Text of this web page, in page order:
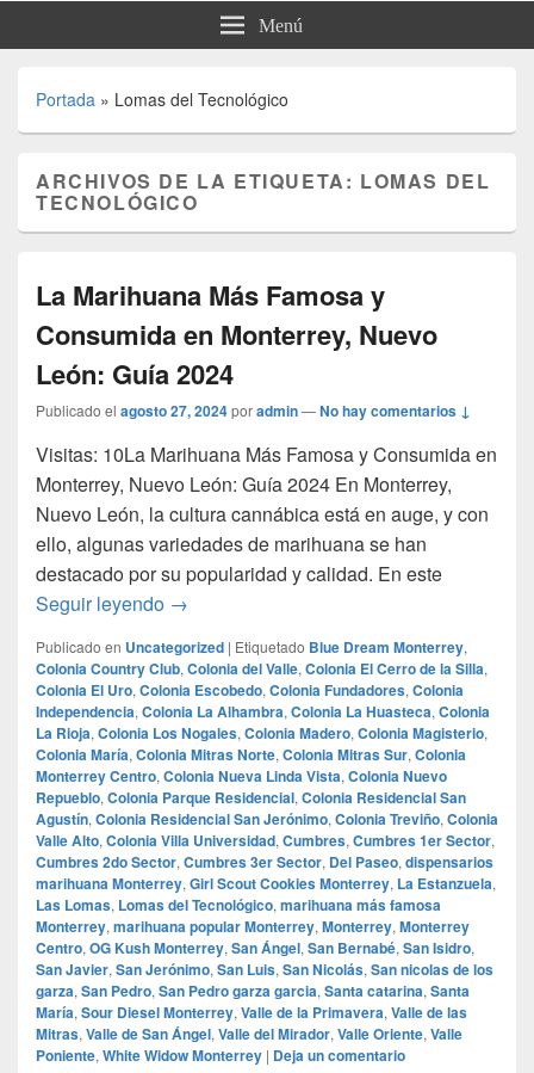
Menú
Portada » Lomas del Tecnológico
ARCHIVOS DE LA ETIQUETA: LOMAS DEL
TECNOLÓGICO
La Marihuana Más Famosa y
Consumida en Monterrey, Nuevo
León: Guía 2024
Publicado el agosto 27, 2024poradmin—No hay comentarios ↓
Visitas: 10La Marihuana Más Famosa y Consumida en
Monterrey, Nuevo León: Guía 2024 En Monterrey,
Nuevo León, la cultura cannábica está en auge, y con
ello, algunas variedades de marihuana se han
destacado por su popularidad y calidad. En este
Seguir leyendo La Marihuana Más Famosa y Consumida
→
Publicado en Uncategorized | Etiquetado Blue Dream Monterrey,
Colonia Country Club, Colonia del Valle, Colonia El Cerro de la Silla,
Colonia El Uro, Colonia Escobedo, Colonia Fundadores, Colonia
Independencia, Colonia La Alhambra, Colonia La Huasteca, Colonia
La Rioja, Colonia Los Nogales, Colonia Madero, Colonia Magisterio,
Colonia María, Colonia Mitras Norte, Colonia Mitras Sur, Colonia
Monterrey Centro, Colonia Nueva Linda Vista, Colonia Nuevo
Repueblo, Colonia Parque Residencial, Colonia Residencial San
Agustín, Colonia Residencial San Jerónimo, Colonia Treviño, Colonia
Valle Alto, Colonia Villa Universidad, Cumbres, Cumbres 1er Sector,
Cumbres 2do Sector, Cumbres 3er Sector, Del Paseo, dispensarios
marihuana Monterrey, Girl Scout Cookies Monterrey, La Estanzuela,
Las Lomas, Lomas del Tecnológico, marihuana más famosa
Monterrey, marihuana popular Monterrey, Monterrey, Monterrey
Centro, OG Kush Monterrey, San Ángel, San Bernabé, San Isidro,
San Javier, San Jerónimo, San Luis, San Nicolás, San nicolas de los
garza, San Pedro, San Pedro garza garcia, Santa catarina, Santa
María, Sour Diesel Monterrey, Valle de la Primavera, Valle de las
Mitras, Valle de San Ángel, Valle del Mirador, Valle Oriente, Valle
Poniente, White Widow Monterrey | Deja un comentario